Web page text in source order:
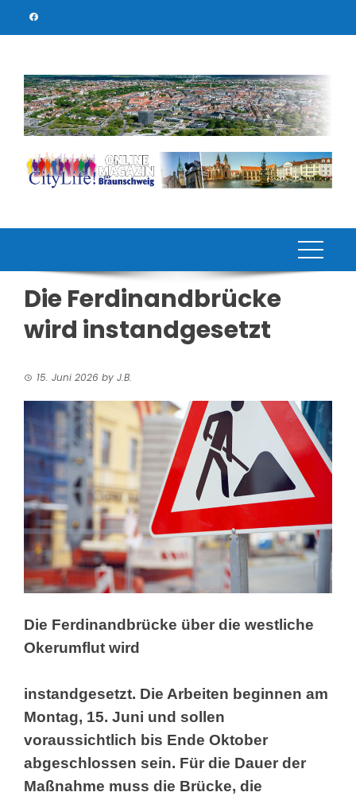
Die Ferdinandbrücke
wird instandgesetzt
15. Juni 2026 by J.B.
Die Ferdinandbrücke über die westliche
Okerumflut wird
instandgesetzt. Die Arbeiten beginnen am
Montag, 15. Juni und sollen
voraussichtlich bis Ende Oktober
abgeschlossen sein. Für die Dauer der
Maßnahme muss die Brücke, die